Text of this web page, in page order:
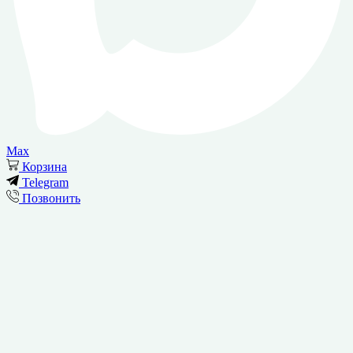
Max
Корзина
Telegram
Позвонить